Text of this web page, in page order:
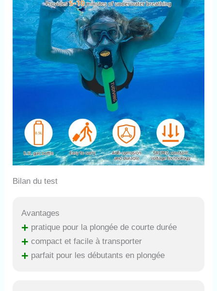
Bilan du test
Avantages
+ pratique pour la plongée de courte durée
+ compact et facile à transporter
+ parfait pour les débutants en plongée